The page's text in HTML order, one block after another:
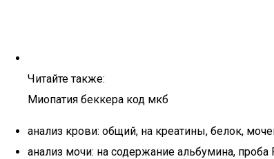
Читайте также:
Миопатия беккера код мкб
анализ крови: общий, на креатины, белок,
анализ мочи: на содержание альбумина, проба